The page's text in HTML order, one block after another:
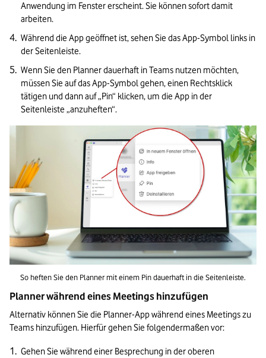
Anwendung im Fenster erscheint. Sie können sofort damit
arbeiten.
Während die App geöffnet ist, sehen Sie das App-Symbol links in
der Seitenleiste.
Wenn Sie den Planner dauerhaft in Teams nutzen möchten,
müssen Sie auf das App-Symbol gehen, einen Rechtsklick
tätigen und dann auf „Pin“ klicken, um die App in der
Seitenleiste „anzuheften“.
So heften Sie den Planner mit einem Pin dauerhaft in die Seitenleiste.
Planner während eines Meetings hinzufügen
Alternativ können Sie die Planner-App während eines Meetings zu
Teams hinzufügen. Hierfür gehen Sie folgendermaßen vor:
Gehen Sie während einer Besprechung in der oberen